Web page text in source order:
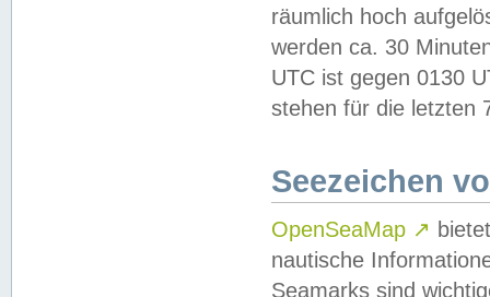
räumlich hoch
werden ca. 30
UTC ist gegen 0130
stehen für die letzten
Seezeichen
OpenSeaMap ↗
nautische
Seamarks sind